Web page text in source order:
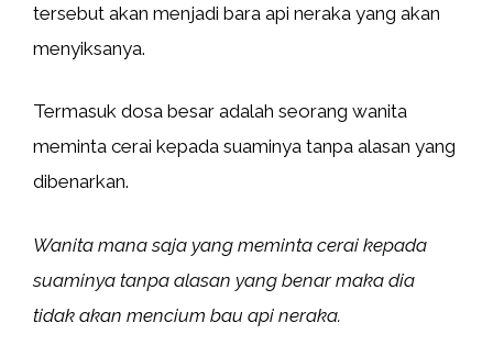
tersebut akan menjadi bara api neraka yang akan
menyiksanya.
Termasuk dosa besar adalah seorang wanita
meminta cerai kepada suaminya tanpa alasan yang
dibenarkan.
Wanita mana saja yang meminta cerai kepada
suaminya tanpa alasan yang benar maka dia
tidak akan mencium bau api neraka.